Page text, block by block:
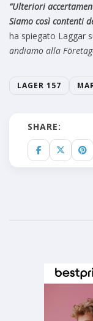
“Ulteriori
Siamo così contenti
ha spiegato Laggar
andiamo alla
LAGER 157
SHARE: